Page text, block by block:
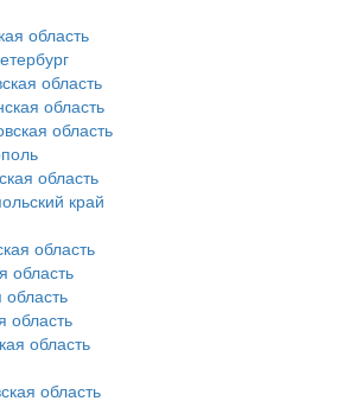
область
область
область
область
область
край
область
область
область
область
область